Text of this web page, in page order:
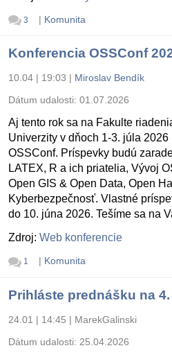
3 | Komunita
Konferencia OSSConf
10.04 | 19:03 | Miroslav Bendík
Dátum udalosti: 01.07.2026
Aj tento rok sa na Fakulte
Univerzity v dňoch 1-3. júla
OSSConf. Príspevky budú
LATEX, R a ich priatelia, Vývoj
Open GIS & Open Data, Open
Kyberbezpečnosť. Vlastné
do 10. júna 2026. Tešíme sa na
Zdroj: Web konferencie
1 | Komunita
Prihláste prednášku na
24.01 | 14:45 | MarekGalinski
Dátum udalosti: 25.04.2026